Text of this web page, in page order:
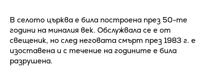
В селото църква е била построена през 50-те
години на миналия век. Обслужвала се е от
свещеник, но след неговата смърт през 1983 г. е
изоставена и с течение на годините е била
разрушена.